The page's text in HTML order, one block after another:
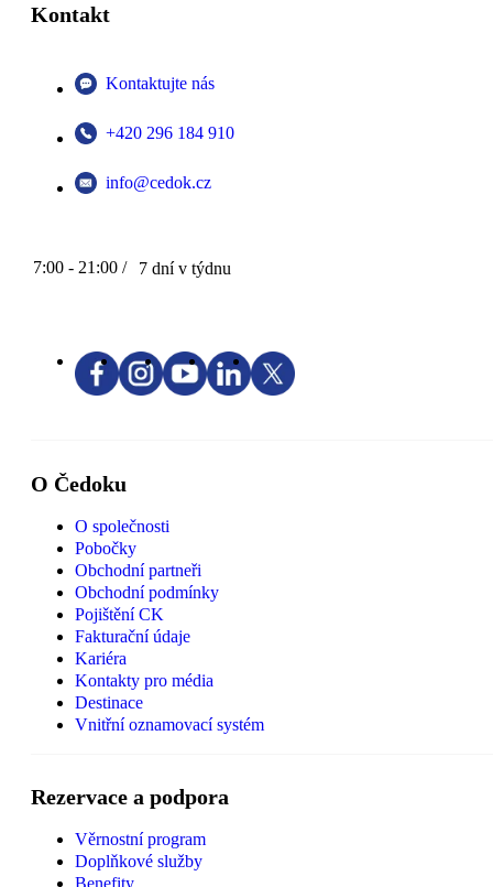
Kontakt
Kontaktujte nás
+420 296 184 910
info@cedok.cz
7:00 - 21:00 / 7 dní v týdnu
O Čedoku
O společnosti
Pobočky
Obchodní partneři
Obchodní podmínky
Pojištění CK
Fakturační údaje
Kariéra
Kontakty pro média
Destinace
Vnitřní oznamovací systém
Rezervace a podpora
Věrnostní program
Doplňkové služby